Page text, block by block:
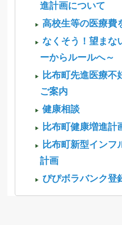
進計画について
高校生等の医療費
なくそう！望ま
ーからルールへ～
比布町先進医療不
ご案内
健康相談
比布町健康増進計
比布町新型インフ
計画
ぴぴボラバンク登